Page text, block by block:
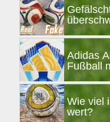
Adidas
Fußball
Wie viel
wert?